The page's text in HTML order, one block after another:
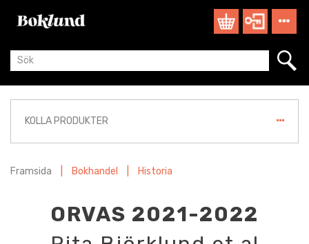
KOLLA PRODUKTER
Framsida Bokhandel Historia
ORVAS 2021-2022